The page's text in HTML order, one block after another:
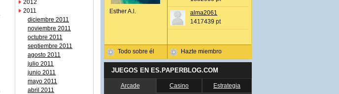
2012
2011
diciembre 2011
noviembre 2011
octubre 2011
septiembre 2011
agosto 2011
julio 2011
junio 2011
mayo 2011
abril 2011
Esther A.l.
Todo sobre él
alma2061
1417439 pt
Hazte miembro
JUEGOS EN ES.PAPERBLOG.COM
Arcade Casino Estrategia